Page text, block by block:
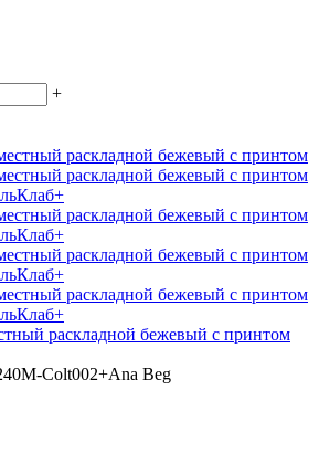
+
раскладной бежевый с принтом
Colt002+Ana Beg